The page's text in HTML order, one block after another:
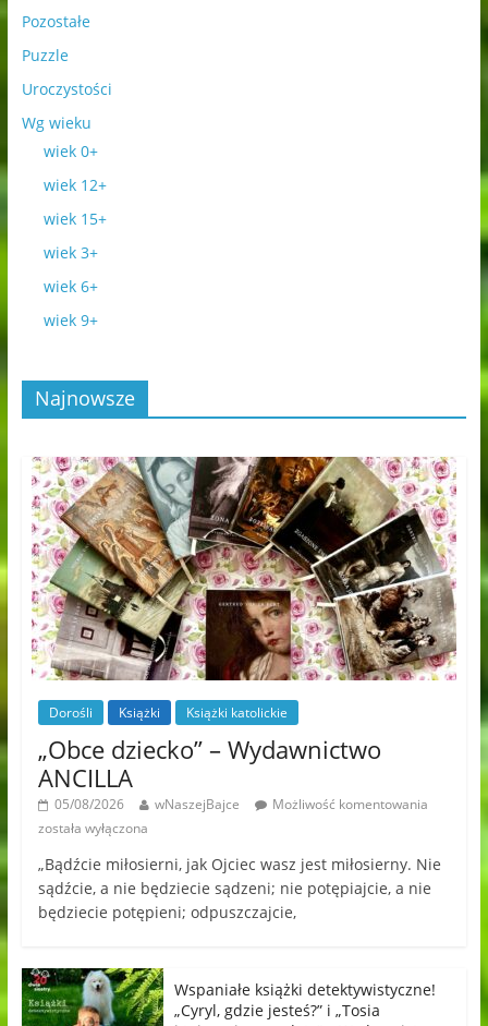
Pozostałe
Puzzle
Uroczystości
Wg wieku
wiek 0+
wiek 12+
wiek 15+
wiek 3+
wiek 6+
wiek 9+
Najnowsze
Dorośli Książki Książki katolickie
„Obce dziecko” – Wydawnictwo
ANCILLA
05/08/2026 wNaszejBajce
Możliwość komentowania
została wyłączona
„Bądźcie miłosierni, jak Ojciec wasz jest miłosierny. Nie
sądźcie, a nie będziecie sądzeni; nie potępiajcie, a nie
będziecie potępieni; odpuszczajcie,
Wspaniałe książki detektywistyczne!
„Cyryl, gdzie jesteś?” i „Tosia